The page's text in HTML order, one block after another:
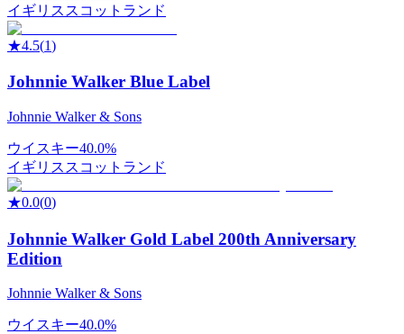
イギリス スコットランド
★4.5(1)
Johnnie Walker Blue Label
Johnnie Walker & Sons
ウイスキー40.0%
イギリス スコットランド
★0.0(0)
Johnnie Walker Gold Label 200th Anniversary
Edition
Johnnie Walker & Sons
ウイスキー40.0%